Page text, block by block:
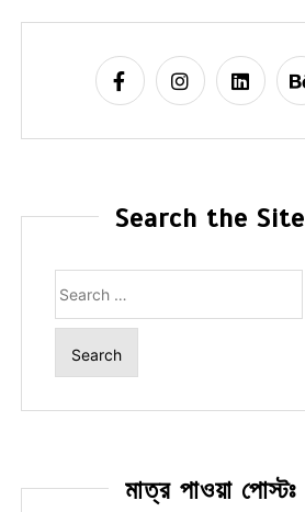
Search the Site
for:
মাত্র পাওয়া পোস্টঃ